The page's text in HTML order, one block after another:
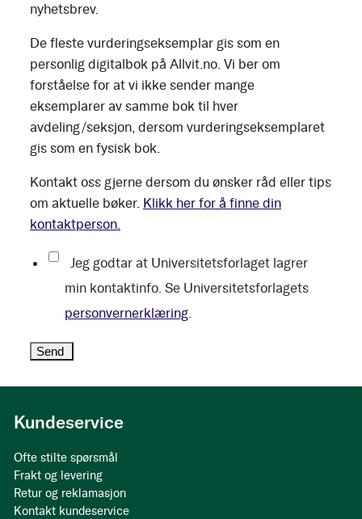
nyhetsbrev.
De fleste vurderingseksemplar gis som en
personlig digitalbok på Allvit.no. Vi ber om
forståelse for at vi ikke sender mange
eksemplarer av samme bok til hver
avdeling/seksjon, dersom vurderingseksemplaret
gis som en fysisk bok.
Kontakt oss gjerne dersom du ønsker råd eller tips
om aktuelle bøker. Klikk her for å finne din
kontaktperson.
Jeg godtar at Universitetsforlaget lagrer
min kontaktinfo. Se Universitetsforlagets
personvernerklæring
Kundeservice
Ofte stilte spørsmål
Frakt og levering
Retur og reklamasjon
Kontakt kundeservice